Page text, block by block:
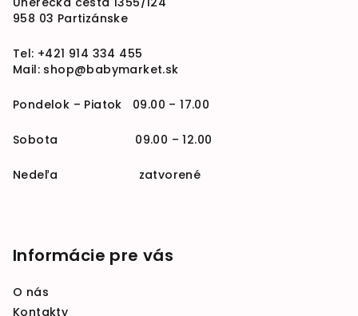
958 03 Partizánske
Tel: +421 914 334 455
Mail: shop@babymarket.sk
Pondelok – Piatok 09.00 – 17.00
Sobota 09.00 – 12.00
Nedeľa zatvorené
Informácie pre vás
O nás
Kontakty